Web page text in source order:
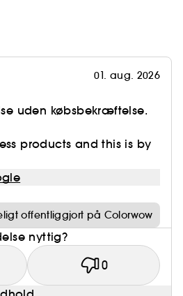
01. aug. 2026
uden købsbekræftelse.
products and this is by
offentliggjort på Colorwow
nyttig?
0